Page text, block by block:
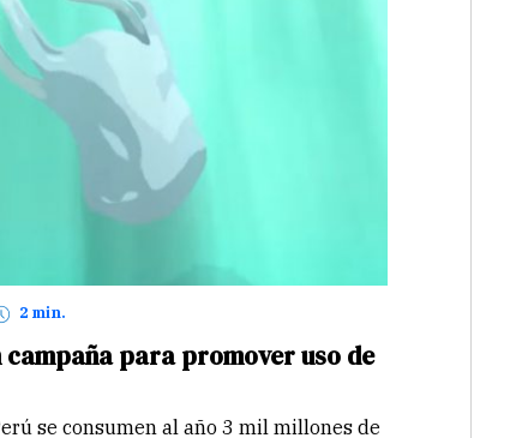
2 min.
campaña para promover uso de
se consumen al año 3 mil millones de